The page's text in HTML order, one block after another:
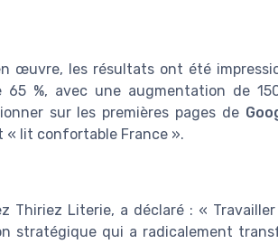
œuvre, les résultats ont été
%, avec une augmentation de
sur les premières pages de
« lit confortable France ».
Thiriez Literie, a déclaré : «
stratégique qui a radicalement